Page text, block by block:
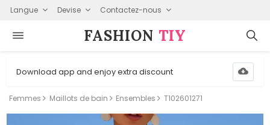
Langue Devise Contactez-nous
FASHION⁠ TIY
Download app and enjoy extra discount
Femmes Maillots de bain Ensembles T102601271